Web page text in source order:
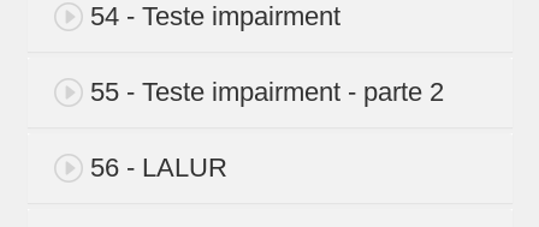
54 - Teste impairment
55 - Teste impairment - parte 2
56 - LALUR